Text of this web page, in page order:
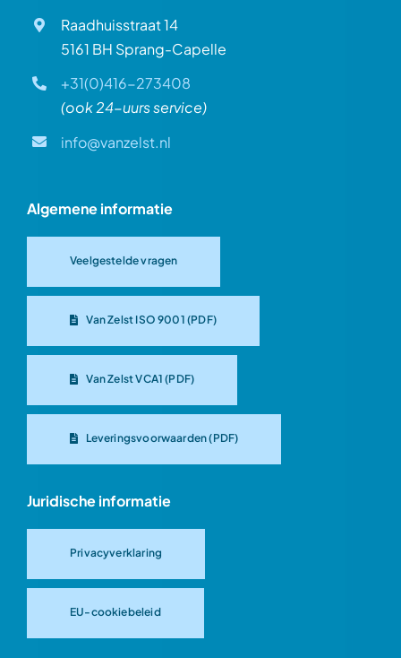
Raadhuisstraat 14
5161 BH Sprang-Capelle
+31(0)416-273408
(ook 24-uurs service)
info@vanzelst.nl
Algemene informatie
Veelgestelde vragen
Van Zelst ISO 9001 (PDF)
Van Zelst VCA1 (PDF)
Leveringsvoorwaarden (PDF)
Juridische informatie
Privacyverklaring
EU-cookiebeleid